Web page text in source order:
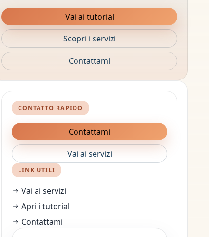
Vai ai tutorial
Scopri i servizi
Contattami
CONTATTO RAPIDO
Contattami
Vai ai servizi
LINK UTILI
Vai ai servizi
Apri i tutorial
Contattami